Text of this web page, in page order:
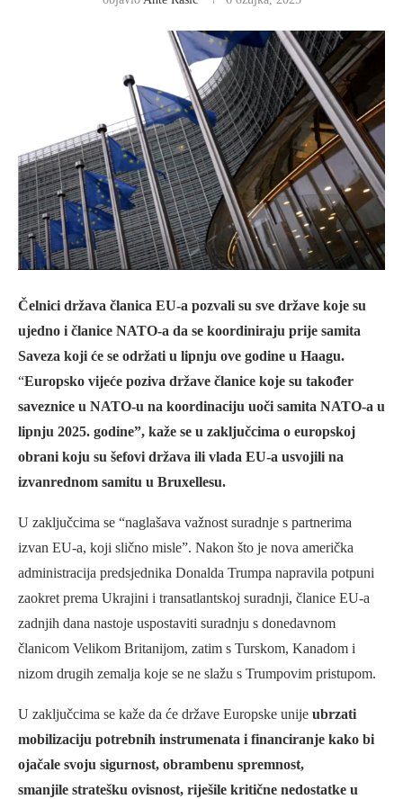
Čelnici država članica EU-a pozvali su sve države koje su
ujedno i članice NATO-a da se koordiniraju prije samita
Saveza koji će se održati u lipnju ove godine u Haagu.
“Europsko vijeće poziva države članice koje su također
saveznice u NATO-u na koordinaciju uoči samita NATO-a u
lipnju 2025. godine”, kaže se u zaključcima o europskoj
obrani koju su šefovi država ili vlada EU-a usvojili na
izvanrednom samitu u Bruxellesu.
U zaključcima se “naglašava važnost suradnje s partnerima
izvan EU-a, koji slično misle”. Nakon što je nova američka
administracija predsjednika Donalda Trumpa napravila potpuni
zaokret prema Ukrajini i transatlantskoj suradnji, članice EU-a
zadnjih dana nastoje uspostaviti suradnju s donedavnom
članicom Velikom Britanijom, zatim s Turskom, Kanadom i
nizom drugih zemalja koje se ne slažu s Trumpovim pristupom.
U zaključcima se kaže da će države Europske unije ubrzati
mobilizaciju potrebnih instrumenata i financiranje kako bi
ojačale svoju sigurnost, obrambenu spremnost,
smanjile stratešku ovisnost, riješile kritične nedostatke u